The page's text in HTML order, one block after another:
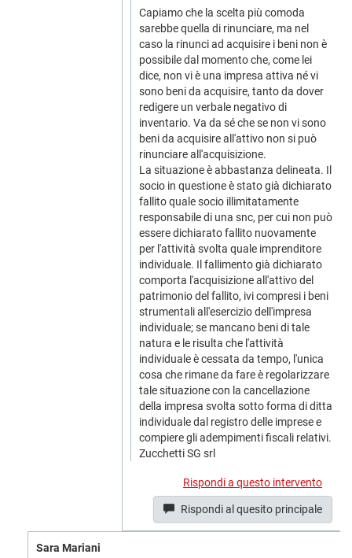
Capiamo che la scelta più comoda
sarebbe quella di rinunciare, ma nel
caso la rinunci ad acquisire i beni non è
possibile dal momento che, come lei
dice, non vi è una impresa attiva né vi
sono beni da acquisire, tanto da dover
redigere un verbale negativo di
inventario. Va da sé che se non vi sono
beni da acquisire all'attivo non si può
rinunciare all'acquisizione.
La situazione è abbastanza delineata. Il
socio in questione è stato già dichiarato
fallito quale socio illimitatamente
responsabile di una snc, per cui non può
essere dichiarato fallito nuovamente
per l'attività svolta quale imprenditore
individuale. Il fallimento già dichiarato
comporta l'acquisizione all'attivo del
patrimonio del fallito, ivi compresi i beni
strumentali all'esercizio dell'impresa
individuale; se mancano beni di tale
natura e le risulta che l'attività
individuale è cessata da tempo, l'unica
cosa che rimane da fare è regolarizzare
tale situazione con la cancellazione
della impresa svolta sotto forma di ditta
individuale dal registro delle imprese e
compiere gli adempimenti fiscali relativi.
Zucchetti SG srl
Rispondi a questo intervento
Rispondi al quesito principale
Sara Mariani